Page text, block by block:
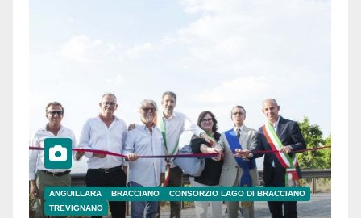
ANGUILLARA BRACCIANO
CONSORZIO LAGO DI BRACCIANO
TREVIGNANO